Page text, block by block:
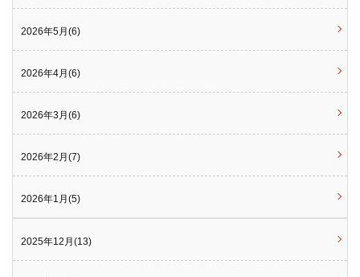
2026年5月(6)
2026年4月(6)
2026年3月(6)
2026年2月(7)
2026年1月(5)
2025年12月(13)